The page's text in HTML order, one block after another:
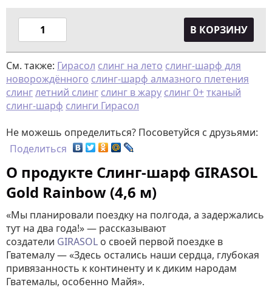
В КОРЗИНУ
См. также: Гирасол слинг на лето слинг-шарф для
новорождённого слинг-шарф алмазного плетения
слинглетний слинг слинг в жару слинг 0+тканый
слинг-шарф слинги Гирасол
Не можешь определиться? Посоветуйся с друзьями:
Поделиться
О продукте Слинг-шарф GIRASOL
Gold Rainbow (4,6 м)
«Мы планировали поездку на полгода, а задержались
тут на два года!» — рассказывают
создатели GIRASOL о своей первой поездке в
Гватемалу — «Здесь остались наши сердца, глубокая
привязанность к континенту и к диким народам
Гватемалы, особенно Майя».